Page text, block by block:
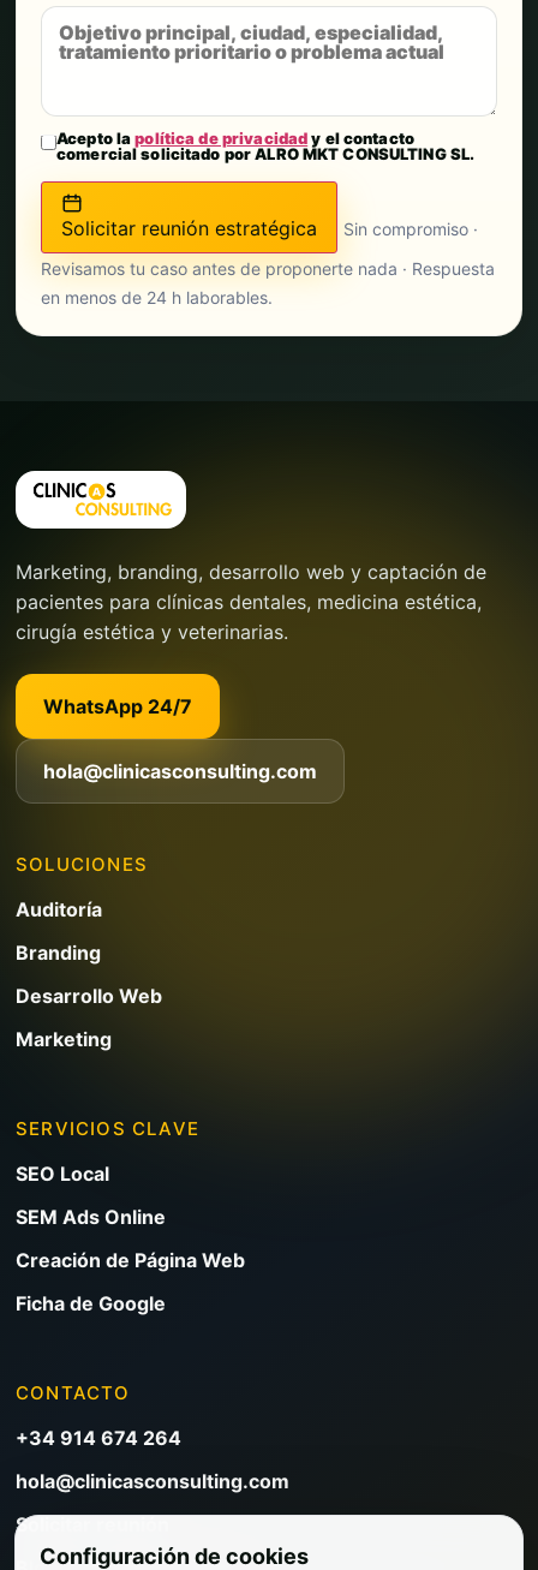
Acepto lapolítica de privacidady el contacto
comercial solicitado por ALRO MKT CONSULTING SL.
Solicitar reunión estratégica
Sin compromiso ·
Revisamos tu caso antes de proponerte nada · Respuesta
en menos de 24 h laborables.
Marketing, branding, desarrollo web y captación de
pacientes para clínicas dentales, medicina estética,
cirugía estética y veterinarias.
WhatsApp 24/7
hola@clinicasconsulting.com
SOLUCIONES
Auditoría
Branding
Desarrollo Web
Marketing
SERVICIOS CLAVE
SEO Local
SEM Ads Online
Creación de Página Web
Ficha de Google
CONTACTO
+34 914 674 264
hola@clinicasconsulting.com
Solicitar reunión
Configuración de cookies